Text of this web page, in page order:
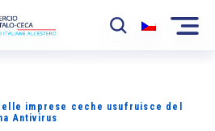
imprese ceche usufruisce del
Antivirus